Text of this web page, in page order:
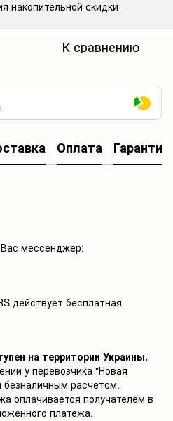
накопительной скидки
К сравнению
Оплата Гарантия
мессенджер:
действует бесплатная
на территории Украины.
у перевозчика "Новая
безналичным расчетом.
оплачивается получателем в
платежа.